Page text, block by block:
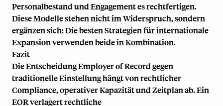
Personalbestand und Engagement es rechtfertigen.
Diese Modelle stehen nicht im Widerspruch, sondern
ergänzen sich: Die besten Strategien für internationale
Expansion verwenden beide in Kombination.
Fazit
Die Entscheidung Employer of Record gegen
traditionelle Einstellung hängt von rechtlicher
Compliance, operativer Kapazität und Zeitplan ab. Ein
EOR verlagert rechtliche